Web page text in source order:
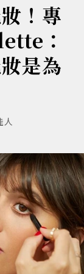
！專
：
是為
人